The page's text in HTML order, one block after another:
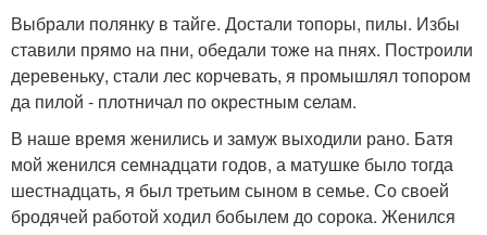
Выбрали полянку в тайге. Достали топоры, пилы. Избы
ставили прямо на пни, обедали тоже на пнях. Построили
деревеньку, стали лес корчевать, я промышлял топором
да пилой - плотничал по окрестным селам.
В наше время женились и замуж выходили рано. Батя
мой женился семнадцати годов, а матушке было тогда
шестнадцать, я был третьим сыном в семье. Со своей
бродячей работой ходил бобылем до сорока. Женился